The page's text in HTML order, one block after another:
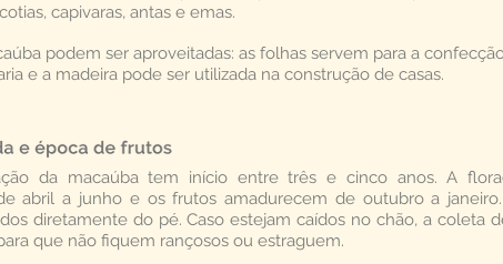
capivaras, antas e emas.
podem ser aproveitadas: as folhas servem para a
e a madeira pode ser utilizada na construção de casas.
da macaúba tem início entre três e cinco anos. A
abril a junho e os frutos amadurecem de outubro a
diretamente do pé. Caso estejam caídos no chão, a coleta
que não fiquem rançosos ou estraguem.